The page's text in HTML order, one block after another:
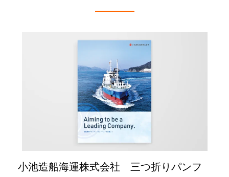
小池造船海運株式会社 三つ折りパンフ